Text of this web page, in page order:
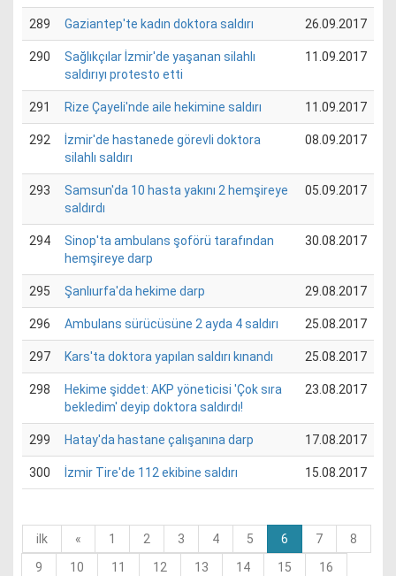
289 Gaziantep'te kadın doktora saldırı 26.09.2017
290
Sağlıkçılar İzmir'de yaşanan silahlı
saldırıyı protesto etti
11.09.2017
291 Rize Çayeli'nde aile hekimine saldırı 11.09.2017
292
İzmir'de hastanede görevli doktora
silahlı saldırı
08.09.2017
293
Samsun'da 10 hasta yakını 2 hemşireye
saldırdı
05.09.2017
294
Sinop'ta ambulans şoförü tarafından
hemşireye darp
30.08.2017
295 Şanlıurfa'da hekime darp 29.08.2017
296 Ambulans sürücüsüne 2 ayda 4 saldırı 25.08.2017
297 Kars'ta doktora yapılan saldırı kınandı 25.08.2017
298
Hekime şiddet: AKP yöneticisi 'Çok sıra
bekledim' deyip doktora saldırdı!
23.08.2017
299 Hatay'da hastane çalışanına darp 17.08.2017
300 İzmir Tire'de 112 ekibine saldırı 15.08.2017
ilk « 1 2 3 4 5 6 (current)
7
8
9
10 11 12 13 14 15
16